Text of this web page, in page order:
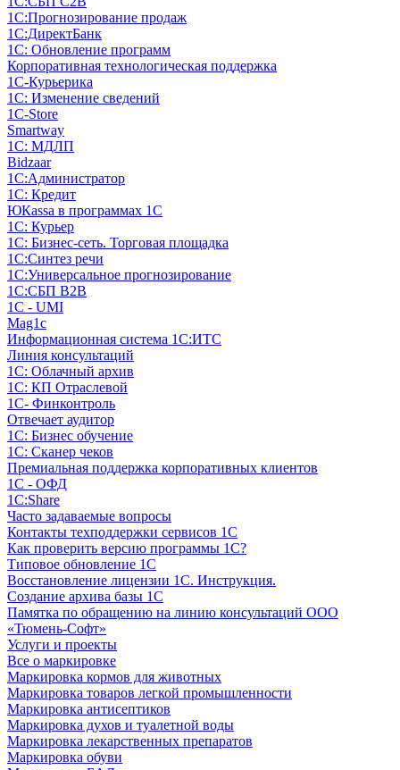
1С:Прогнозирование продаж
1С:ДиректБанк
1С: Обновление программ
Корпоративная технологическая поддержка
1С-Курьерика
1С: Изменение сведений
1C-Store
Smartway
1С: МДЛП
Bidzaar
1С:Администратор
1С: Кредит
ЮКаssа в программах 1С
1С: Курьер
1С: Бизнес-сеть. Торговая площадка
1С:Синтез речи
1С:Универсальное прогнозирование
1С:СБП B2B
1C - UMI
Mag1c
Информационная система 1С:ИТС
Линия консультаций
1С: Облачный архив
1С: КП Отраслевой
1С- Финконтроль
Отвечает аудитор
1С: Бизнес обучение
1С: Сканер чеков
Премиальная поддержка корпоративных клиентов
1С - ОФД
1С:Share
Часто задаваемые вопросы
Контакты техподдержки сервисов 1С
Как проверить версию программы 1С?
Типовое обновление 1С
Восстановление лицензии 1С. Инструкция.
Создание архива базы 1С
Памятка по обращению на линию консультаций ООО
«Тюмень-Софт»
Услуги и проекты
Все о маркировке
Маркировка кормов для животных
Маркировка товаров легкой промышленности
Маркировка антисептиков
Маркировка духов и туалетной воды
Маркировка лекарственных препаратов
Маркировка обуви